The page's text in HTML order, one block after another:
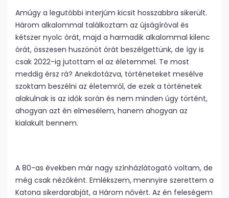
Amúgy a legutóbbi interjúm kicsit hosszabbra sikerült.
Három alkalommal találkoztam az újságíróval és
kétszer nyolc órát, majd a harmadik alkalommal kilenc
órát, összesen huszönöt órát beszélgettünk, de így is
csak 2022-ig jutottam el az életemmel. Te most
meddig érsz rá? Anekdotázva, történeteket mesélve
szoktam beszélni az életemről, de ezek a történetek
alakulnak is az idők során és nem minden úgy történt,
ahogyan azt én elmesélem, hanem ahogyan az
kialakult bennem.
A 80-as években már nagy színházlátogató voltam, de
még csak nézőként. Emlékszem, mennyire szerettem a
Katona sikerdarabját, a Három nővért. Az én feleségem